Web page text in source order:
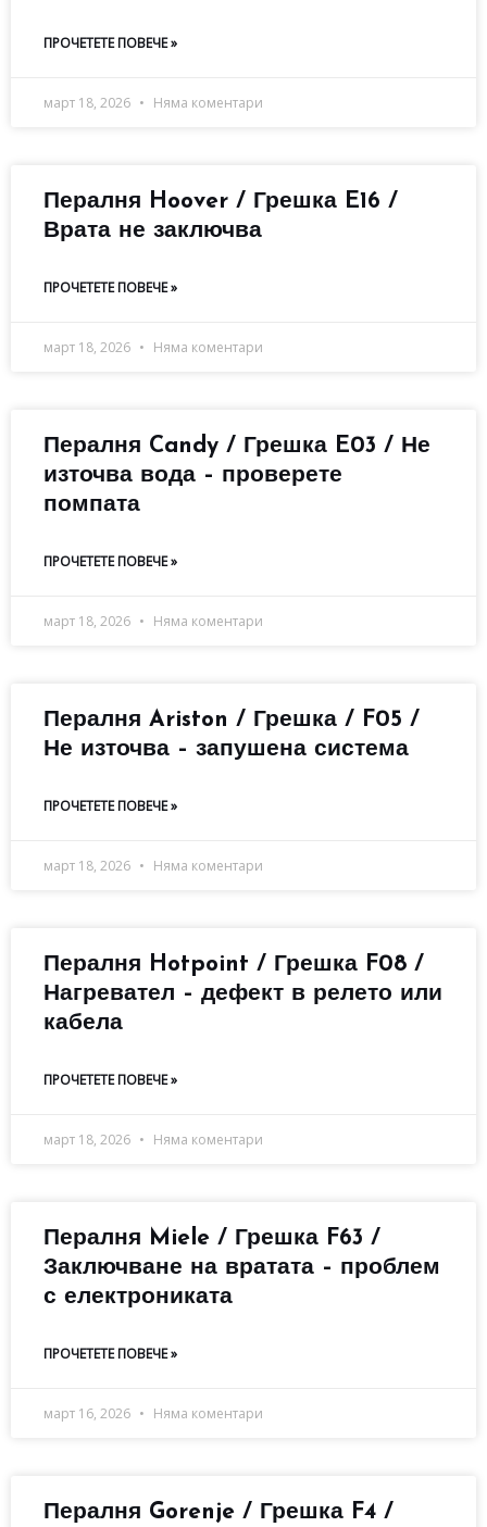
ПРОЧЕТЕТЕ ПОВЕЧЕ »
март 18, 2026 Няма коментари
Пералня Hoover / Грешка E16 /
Врата не заключва
ПРОЧЕТЕТЕ ПОВЕЧЕ »
март 18, 2026 Няма коментари
Пералня Candy / Грешка E03 / Не
източва вода – проверете
помпата
ПРОЧЕТЕТЕ ПОВЕЧЕ »
март 18, 2026 Няма коментари
Пералня Ariston / Грешка / F05 /
Не източва – запушена система
ПРОЧЕТЕТЕ ПОВЕЧЕ »
март 18, 2026 Няма коментари
Пералня Hotpoint / Грешка F08 /
Нагревател – дефект в релето или
кабела
ПРОЧЕТЕТЕ ПОВЕЧЕ »
март 18, 2026 Няма коментари
Пералня Miele / Грешка F63 /
Заключване на вратата – проблем
с електрониката
ПРОЧЕТЕТЕ ПОВЕЧЕ »
март 16, 2026 Няма коментари
Пералня Gorenje / Грешка F4 /